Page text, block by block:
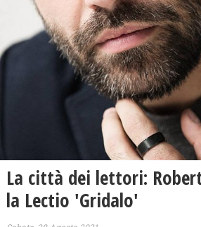
La città dei lettori:
la Lectio 'Gridalo'